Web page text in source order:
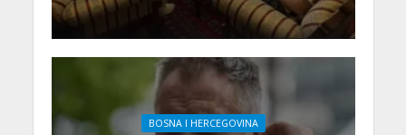
BOSNA I HERCEGOVINA